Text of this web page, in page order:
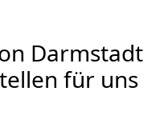
Darmstadt
für uns